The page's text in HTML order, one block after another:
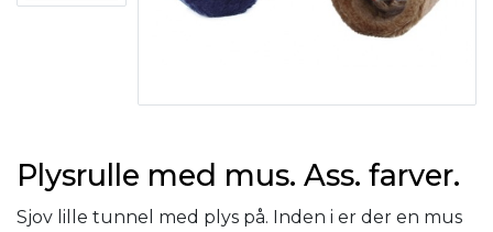
Plysrulle med mus. Ass. farver.
Sjov lille tunnel med plys på. Inden i er der en mus